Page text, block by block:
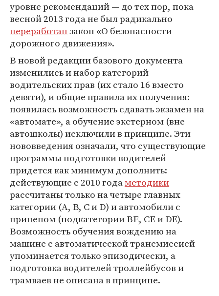
уровне рекомендаций — до тех пор, пока
весной 2013 года не был радикально
переработанзакон «О безопасности
дорожного движения».
В новой редакции базового документа
изменились и набор категорий
водительских прав (их стало 16 вместо
девяти), и общие правила их получения:
появилась возможность сдавать экзамен на
«автомате», а обучение экстерном (вне
автошколы) исключили в принципе. Эти
нововведения означали, что существующие
программы подготовки водителей
придется как минимум дополнить:
действующие с 2010 годаметодики
рассчитаны только на четыре главных
категории (A, B, C и D) и автомобили с
прицепом (подкатегории BE, CE и DE).
Возможность обучения вождению на
машине с автоматической трансмиссией
упоминается только эпизодически, а
подготовка водителей троллейбусов и
трамваев не описана в принципе.